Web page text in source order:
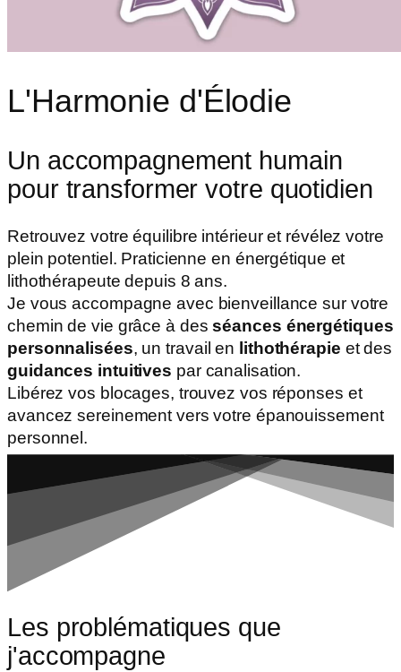
L'Harmonie d'Élodie
Un accompagnement humain
pour transformer votre quotidien
Retrouvez votre équilibre intérieur et révélez votre
plein potentiel. Praticienne en énergétique et
lithothérapeute depuis 8 ans.
Je vous accompagne avec bienveillance sur votre
chemin de vie grâce à desséances énergétiques
personnalisées, un travail en lithothérapie et des
guidances intuitives par canalisation.
Libérez vos blocages, trouvez vos réponses et
avancez sereinement vers votre épanouissement
personnel.
Les problématiques que
j'accompagne